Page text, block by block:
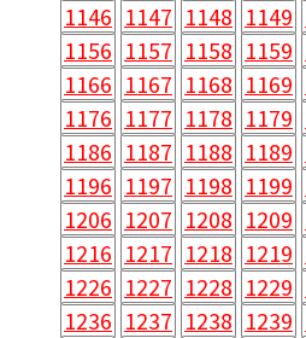
1146 1147 1148 1149
1156 1157 1158 1159
1166 1167 1168 1169
1176 1177 1178 1179
1186 1187 1188 1189
1196 1197 1198 1199
1206 1207 1208 1209
1216 1217 1218 1219
1226 1227 1228 1229
1236 1237 1238 1239